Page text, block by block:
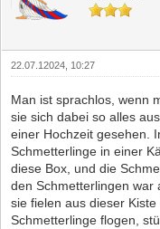
22.07.12024, 10:27
Man ist sprachlos, wenn
sie sich dabei so alles
einer Hochzeit gesehen.
Schmetterlinge in einer
diese Box, und die
den Schmetterlingen war
sie fielen aus dieser
Schmetterlinge flogen,